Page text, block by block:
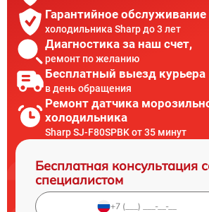
Гарантийное обслуживание
холодильника Sharp до 3 лет
Диагностика за наш счет,
ремонт по желанию
Бесплатный выезд курьера
в день обращения
Ремонт датчика
холодильника
Sharp SJ-F80SPBK от 35 минут
Бесплатная консультация
специалистом